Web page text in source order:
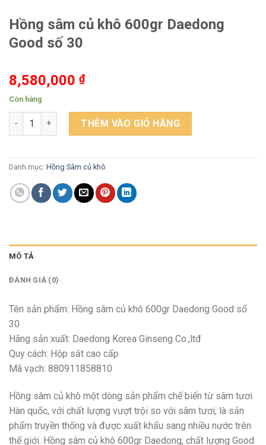
Hồng sâm củ khô 600gr Daedong
Good số 30
8,580,000 ₫
Còn hàng
Hồng sâm củ khô 600gr Daedong Good số 30 số lượng
THÊM VÀO GIỎ HÀNG
Danh mục: Hồng Sâm củ khô
MÔ TẢ
ĐÁNH GIÁ (0)
Tên sản phẩm: Hồng sâm củ khô 600gr Daedong Good số
30
Hãng sản xuất: Daedong Korea Ginseng Co.,ltđ
Quy cách: Hộp sắt cao cấp
Mã vạch: 880911858810
Hồng sâm củ khô một dòng sản phẩm chế biến từ sâm tươi
Hàn quốc, với chất lượng vượt trội so với sâm tươi, là sản
phẩm truyền thống và được xuất khẩu sang nhiều nước trên
thế giới. Hồng sâm củ khô 600gr Daedong, chất lượng Good